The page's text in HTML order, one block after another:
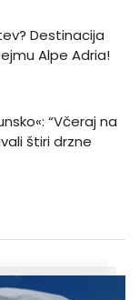
Destinacija
Alpe Adria!
“Včeraj na
štiri drzne